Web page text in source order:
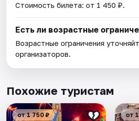
Стоимость билета: от 1 450 ₽.
Есть ли возрастные
Возрастные ограничения
организаторов.
Похожие туристам
от 1 750 ₽ от